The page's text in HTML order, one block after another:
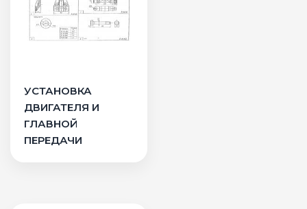
УСТАНОВКА
ДВИГАТЕЛЯ И
ГЛАВНОЙ
ПЕРЕДАЧИ